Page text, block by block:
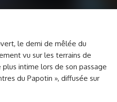
le demi de mêlée du
vu sur les terrains de
intime lors de son passage
du Papotin », diffusée sur